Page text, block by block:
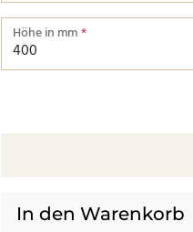
Breite von einer Kante bis zur
Höhe in mm*
In den Warenkorb